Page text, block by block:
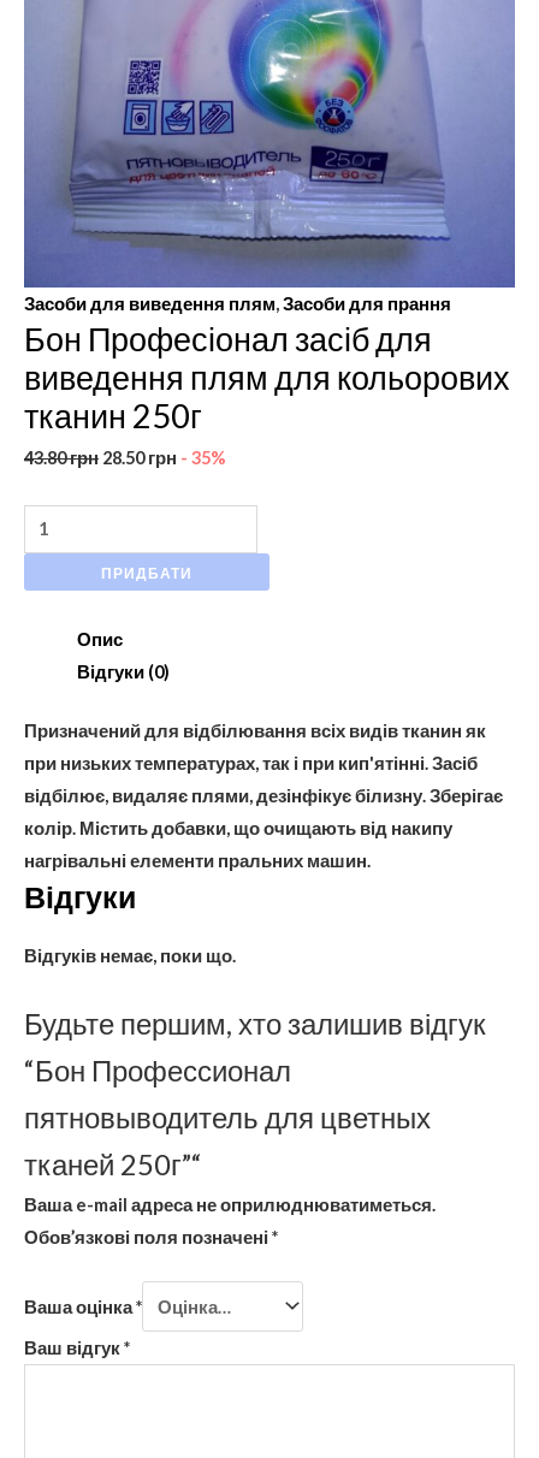
Засоби для виведення плям,Засоби для прання
Бон Професіонал засіб для
виведення плям для кольорових
тканин 250г
43.80грн 28.50грн - 35%
ПРИДБАТИ
Опис
Відгуки (0)
Призначений для відбілювання всіх видів тканин як
при низьких температурах, так і при кип'ятінні. Засіб
відбілює, видаляє плями, дезінфікує білизну. Зберігає
колір. Містить добавки, що очищають від накипу
нагрівальні елементи пральних машин.
Відгуки
Відгуків немає, поки що.
Будьте першим, хто залишив відгук
“Бон Профессионал
пятновыводитель для цветных
тканей 250г”“
Ваша e-mail адреса не оприлюднюватиметься.
Обов’язкові поля позначені *
Ваша оцінка*
Ваш відгук*